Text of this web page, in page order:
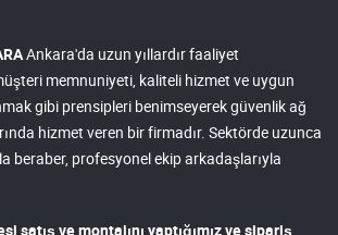
Ankara'da uzun yıllardır faaliyet
memnuniyeti, kaliteli hizmet ve uygun
gibi prensipleri benimseyerek güvenlik ağ
hizmet veren bir firmadır. Sektörde uzunca
beraber, profesyonel ekip arkadaşlarıyla
satış ve montajını yaptığımız ve sipariş